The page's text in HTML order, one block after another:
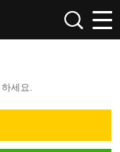
세요.